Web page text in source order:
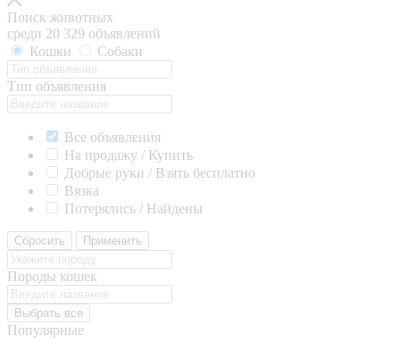
Поиск животных
среди 20 329 объявлений
Кошки
Собаки
Тип объявления
Все объявления
На продажу / Купить
Добрые руки / Взять бесплатно
Вязка
Потерялись / Найдены
Сбросить Применить
Породы кошек
Выбрать все
Популярные